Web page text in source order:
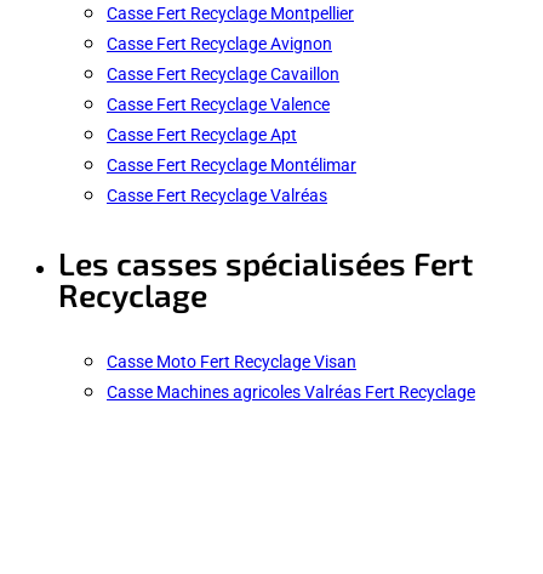
Casse Fert Recyclage Montpellier
Casse Fert Recyclage Avignon
Casse Fert Recyclage Cavaillon
Casse Fert Recyclage Valence
Casse Fert Recyclage Apt
Casse Fert Recyclage Montélimar
Casse Fert Recyclage Valréas
Les casses spécialisées Fert
Recyclage
Casse Moto Fert Recyclage Visan
Casse Machines agricoles Valréas Fert Recyclage